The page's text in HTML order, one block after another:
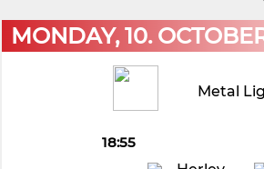
Kontakt
Opret
ind
MONDAY, 10.
Metal
18:55